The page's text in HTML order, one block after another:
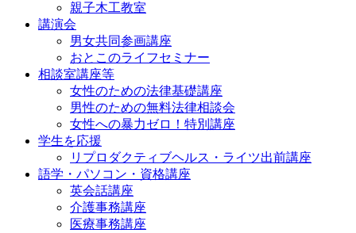
親子木工教室
講演会
男女共同参画講座
おとこのライフセミナー
相談室講座等
女性のための法律基礎講座
男性のための無料法律相談会
女性への暴力ゼロ！特別講座
学生を応援
リプロダクティブヘルス・ライツ出前講座
語学・パソコン・資格講座
英会話講座
介護事務講座
医療事務講座